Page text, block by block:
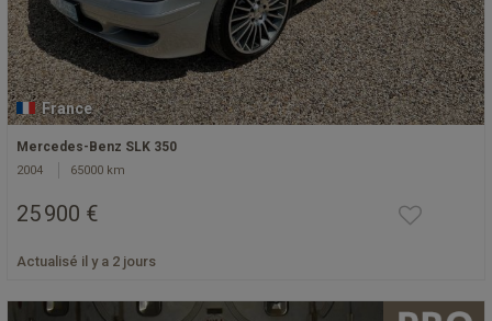
France
Mercedes-Benz SLK 350
2004 65000 km
25 900 €
Actualisé il y a 2 jours